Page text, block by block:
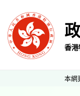
香港
本網